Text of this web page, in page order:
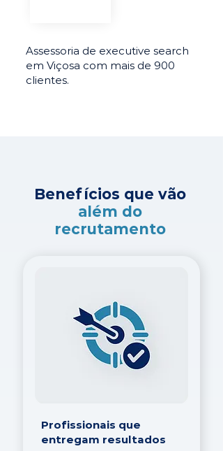
Assessoria de executive search
em Viçosa com mais de 900
clientes.
Benefícios que vão
além do
recrutamento
Profissionais que
entregam resultados